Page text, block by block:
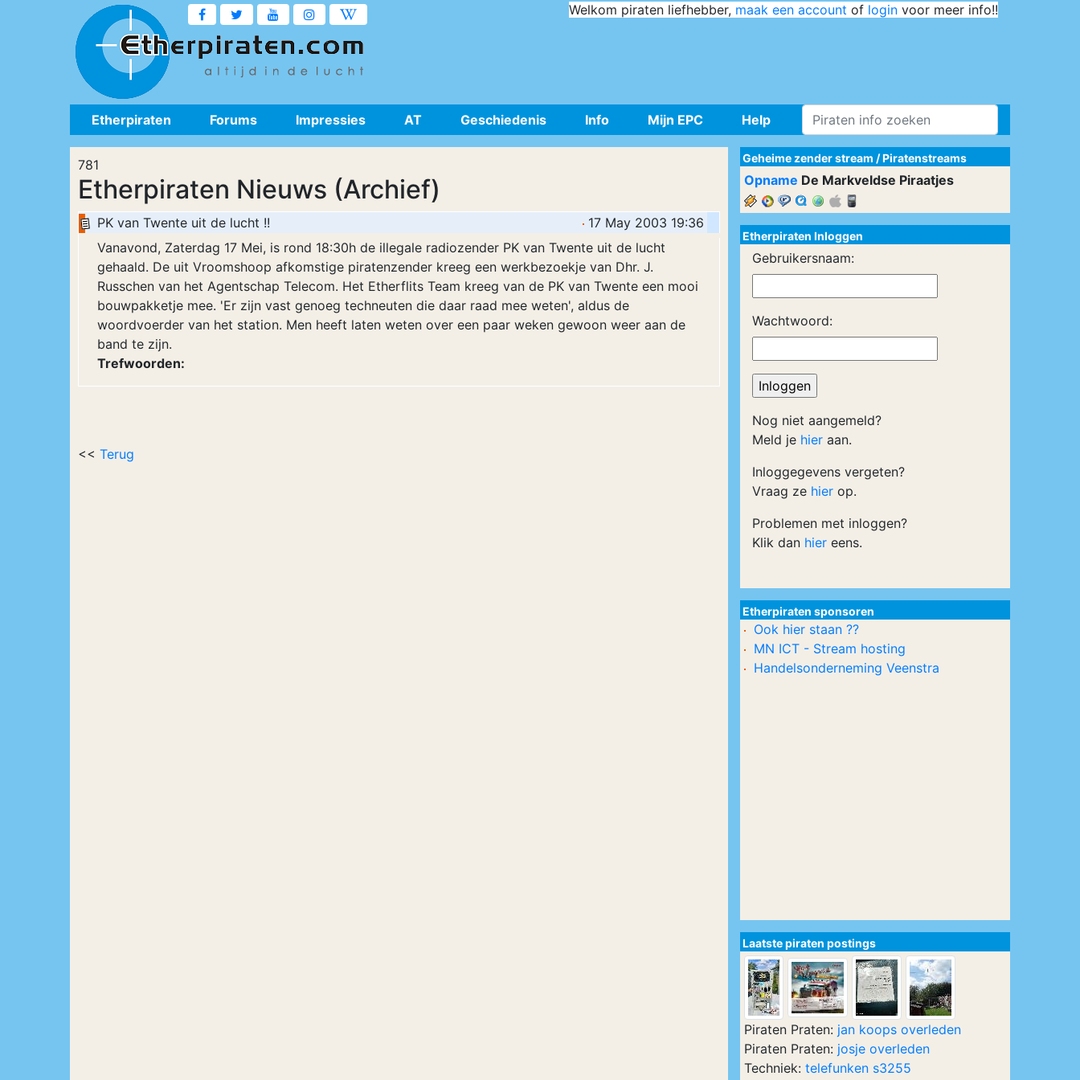
Welkom piraten liefhebber, maak een account of login voor meer info!!
Etherpiraten Forums Impressies AT Geschiedenis Info Mijn EPC Help
781
Etherpiraten Nieuws (Archief)
PK van Twente uit de lucht !!
17 May 2003 19:36
Vanavond, Zaterdag 17 Mei, is rond 18:30h de illegale radiozender PK van Twente uit de lucht
gehaald. De uit Vroomshoop afkomstige piratenzender kreeg een werkbezoekje van Dhr. J.
Russchen van het Agentschap Telecom. Het Etherflits Team kreeg van de PK van Twente een mooi
bouwpakketje mee. 'Er zijn vast genoeg techneuten die daar raad mee weten', aldus de
woordvoerder van het station. Men heeft laten weten over een paar weken gewoon weer aan de
band te zijn.
Trefwoorden:
<< Terug
Geheime zender stream /Piratenstreams
Opname De Markveldse Piraatjes
Etherpiraten Inloggen
Gebruikersnaam:
Wachtwoord:
Nog niet aangemeld?
Meld je hier aan.
Inloggegevens vergeten?
Vraag ze hier op.
Problemen met inloggen?
Klik dan hier eens.
Etherpiraten sponsoren
Ook hier staan ??
MN ICT - Stream hosting
Handelsonderneming Veenstra
Laatste piraten postings
Piraten Praten: jan koops overleden
Piraten Praten: josje overleden
Techniek: telefunken s3255